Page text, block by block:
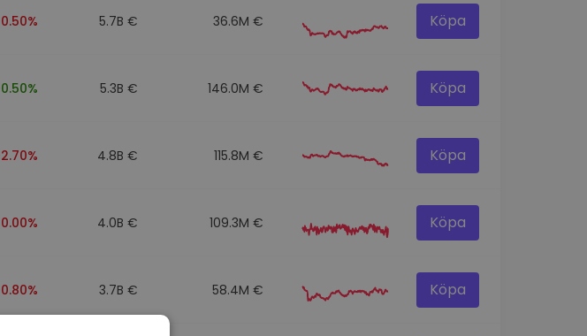
5.7B € 36.6M € Köpa
5.3B € 146.0M € Köpa
4.8B € 115.8M € Köpa
0.00% 4.0B € 109.3M € Köpa
3.7B € 58.4M € Köpa